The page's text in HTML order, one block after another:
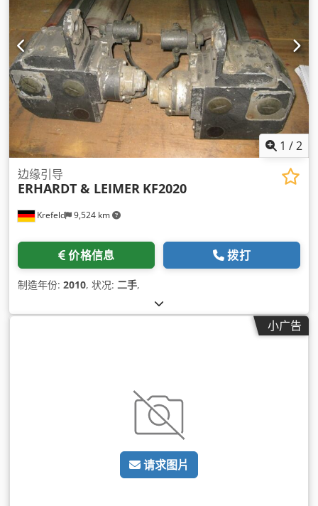
1 /2
Krefeld 9,524 km
边缘引导
ERHARDT & LEIMER KF2020
价格信息 拨打
制造年份: 2010, 状况: 二手,
小广告
请求图片